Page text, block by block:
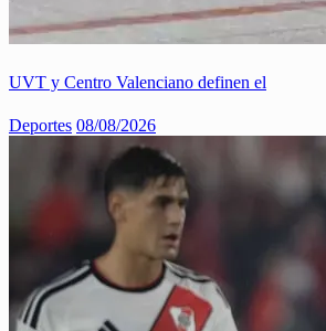
UVT y Centro Valenciano definen el
Deportes 08/08/2026